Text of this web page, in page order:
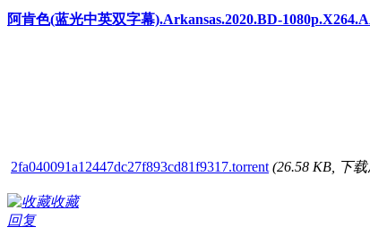
阿肯色(蓝光中英双字幕).Arkansas.2020.BD-
2fa040091a12447dc27f893cd81f9317.torrent (26.58 KB, 下
收藏
回复